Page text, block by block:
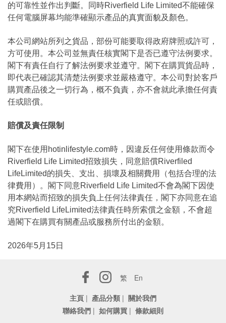
的可靠性並作出判斷。同時Riverfield Life Limited不能確保
任何電腦屏幕均能準確顯示產品的真實面貌及顏色。
本公司網站所列之貨品，部份可能要取得政府牌照或許可，
方可使用。本公司並無責任核實閣下是否已遵守法例要求。
閣下有責任自行了解法例要求並遵守。閣下在購買貨品時，
即代表已確認其清楚法例要求並嚴格遵守。本公司對於客戶
購買產品後之一切行為，概不負責，亦不會就此承擔任何責
任或賠償。
賠償及責任限制
閣下在使用hotinlifestyle.com時，因違反任何使用條款而令
Riverfield Life Limited招致損失，同意賠償Riverfiled
LifeLimited的損失、支出、損壞及相關費用（包括合理的法
律費用）。閣下同意Riverfield Life Limited不會為閣下因使
用本網站而招致的損失負上任何法律責任，閣下亦同意在追
究Riverfield LifeLimited法律責任時所索償之金額，不會超
過閣下在購買有關產品或服務所付出的金額。
2026年5月15日
繁
En
主頁 | 產品分類 | 關於我們
聯絡我們 | 如何購買 | 條款細則